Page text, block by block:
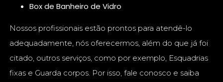
Box de Banheiro de Vidro
Nossos profissionais estão prontos para atendê-lo
adequadamente, nós oferecermos, além do que já foi
citado, outros serviços, como por exemplo, Esquadrias
fixas e Guarda corpos. Por isso, fale conosco e saiba